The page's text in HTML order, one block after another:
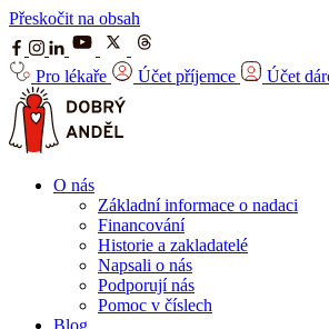
Přeskočit na obsah
Pro lékaře Účet příjemce Účet
O nás
Základní informace o nadaci
Financování
Historie a zakladatelé
Napsali o nás
Podporují nás
Pomoc v číslech
Blog